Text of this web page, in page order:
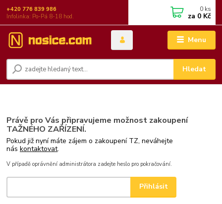
Menu
Hledat
+420 776 839 986
Infolinka: Po-Pá 8-18 hod.
0 ks
za 0 Kč
Právě pro Vás připravujeme možnost zakoupení
TAŽNÉHO ZAŘÍZENÍ.
Pokud již nyní máte zájem o zakoupení TZ, neváhejte
náskontaktovat.
V případě oprávnění administrátora zadejte heslo pro pokračování.